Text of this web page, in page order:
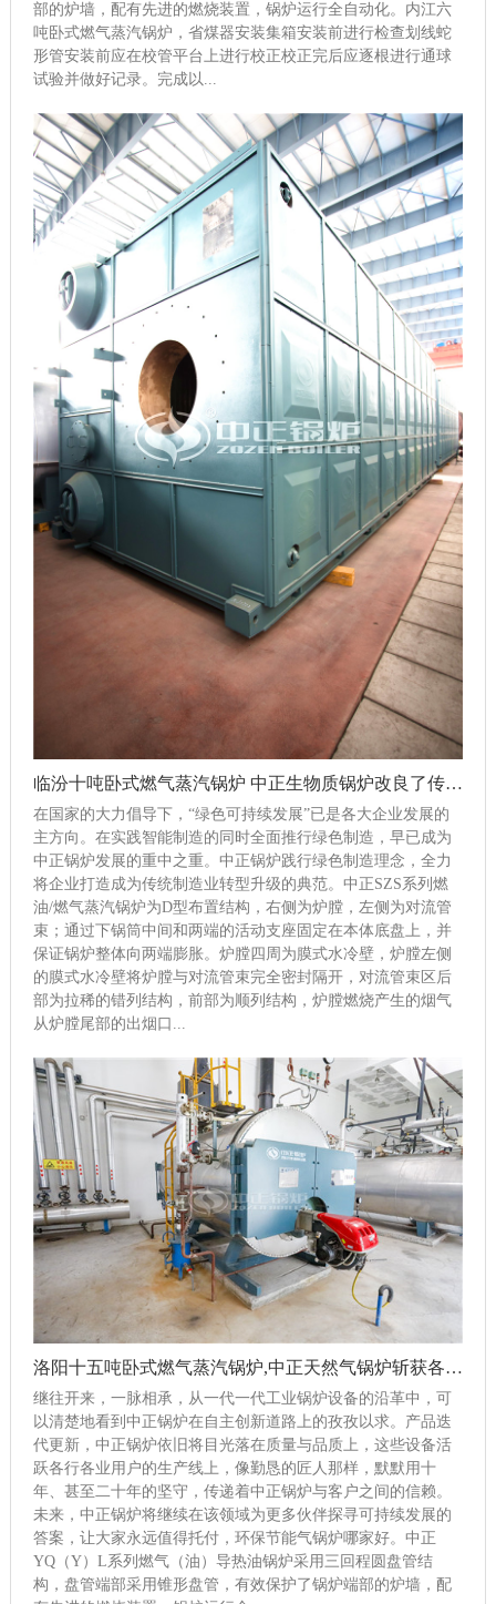
部的炉墙，配有先进的燃烧装置，锅炉运行全自动化。内江六
吨卧式燃气蒸汽锅炉，省煤器安装集箱安装前进行检查划线蛇
形管安装前应在校管平台上进行校正校正完后应逐根进行通球
试验并做好记录。完成以...
临汾十吨卧式燃气蒸汽锅炉 中正生物质锅炉改良了传统锅炉一系列问题
在国家的大力倡导下，“绿色可持续发展”已是各大企业发展的
主方向。在实践智能制造的同时全面推行绿色制造，早已成为
中正锅炉发展的重中之重。中正锅炉践行绿色制造理念，全力
将企业打造成为传统制造业转型升级的典范。中正SZS系列燃
油/燃气蒸汽锅炉为D型布置结构，右侧为炉膛，左侧为对流管
束；通过下锅筒中间和两端的活动支座固定在本体底盘上，并
保证锅炉整体向两端膨胀。炉膛四周为膜式水冷壁，炉膛左侧
的膜式水冷壁将炉膛与对流管束完全密封隔开，对流管束区后
部为拉稀的错列结构，前部为顺列结构，炉膛燃烧产生的烟气
从炉膛尾部的出烟口...
洛阳十五吨卧式燃气蒸汽锅炉,中正天然气锅炉斩获各项荣誉
继往开来，一脉相承，从一代一代工业锅炉设备的沿革中，可
以清楚地看到中正锅炉在自主创新道路上的孜孜以求。产品迭
代更新，中正锅炉依旧将目光落在质量与品质上，这些设备活
跃各行各业用户的生产线上，像勤恳的匠人那样，默默用十
年、甚至二十年的坚守，传递着中正锅炉与客户之间的信赖。
未来，中正锅炉将继续在该领域为更多伙伴探寻可持续发展的
答案，让大家永远值得托付，环保节能气锅炉哪家好。中正
YQ（Y）L系列燃气（油）导热油锅炉采用三回程圆盘管结
构，盘管端部采用锥形盘管，有效保护了锅炉端部的炉墙，配